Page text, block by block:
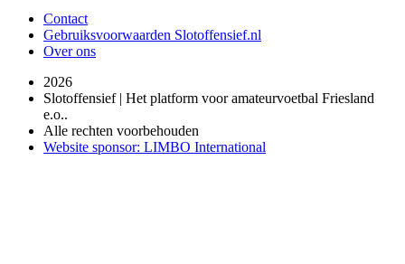
Contact
Gebruiksvoorwaarden Slotoffensief.nl
Over ons
2026
Slotoffensief | Het platform voor amateurvoetbal Friesland
e.o..
Alle rechten voorbehouden
Website sponsor: LIMBO International